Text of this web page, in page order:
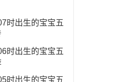
时出生的宝宝五
时出生的宝宝五
时出生的宝宝五